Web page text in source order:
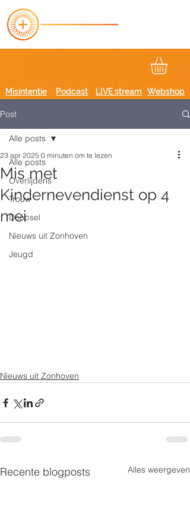
Podcast
Misintentie LIVE stream Webshop
Post
Alle posts
Overlijdens
Trouw
Doopsel
Nieuws uit Zonhoven
Jeugd
Alle posts
Mis met
Kindernevendienst op 4
mei
23 apr 2025 0 minuten om te lezen
Nieuws uit Zonhoven
Recente blogposts Alles weergeven